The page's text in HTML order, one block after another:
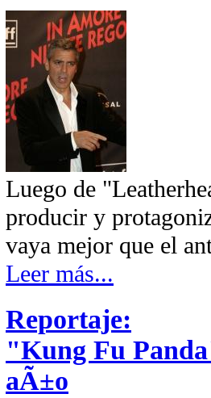
Luego de
producir y
vaya mejor que el
Leer más...
Reportaje:
"Kung Fu
aÃ±o